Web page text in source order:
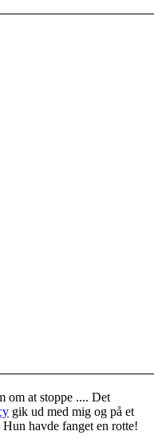
om at stoppe .... Det
gik ud med mig og på et
havde fanget en rotte!